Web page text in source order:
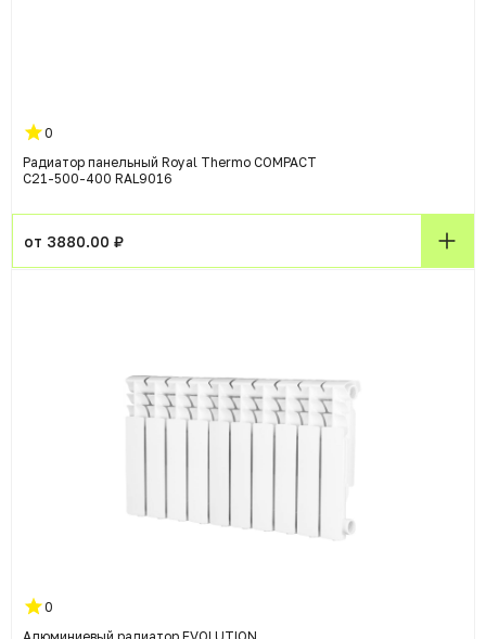
0
Радиатор панельный Royal Thermo COMPACT
C21-500-400 RAL9016
от 3880.00 ₽
0